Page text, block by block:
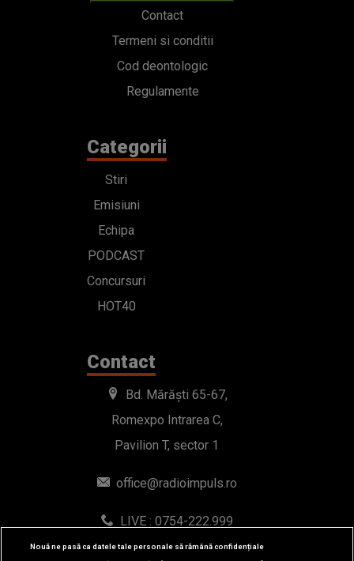
Contact
Termeni si conditii
Cod deontologic
Regulamente
Categorii
Stiri
Emisiuni
Echipa
PODCAST
Concursuri
HOT40
Contact
Bd. Mărăști 65-67,
Romexpo Intrarea C,
Pavilion T, sector 1
office@radioimpuls.ro
LIVE : 0754-222.999
WhatsApp: 0754-222.999
Nouă ne pasă ca datele tale personale să rămână confidențiale